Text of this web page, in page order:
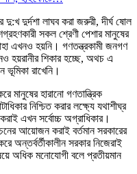
দু:খ দুর্দশা লাঘব করা জরুরী, দীর্ঘ ষোল
সকল শ্রেণী পেশার মানুষের
এখনও হয়নি। গণতন্ত্রকামী জনগণ
হয়রানীর শিকার হচ্ছে, অথচ এ
ভূমিকা রাখেনি।
হারানো গণতান্ত্রিক
নিশ্চিত করার লক্ষ্যে যথাশীঘ্র
এখন সর্বোচ্চ অগ্রাধিকার।
আয়োজন করাই বর্তমান সরকারের
অন্তর্বর্তীকালীন সরকার নিজেরাই
অধিক মনোযোগী বলে প্রতীয়মান